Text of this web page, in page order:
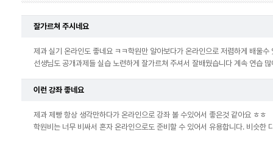
잘가르쳐 주시네요
제과 실기 온라인도 좋네요 ㅋㅋ학원만 알아보다가 온라인으로 저렴하게 배울수
선생님도 공개과제들 실습 노련하게 잘가르쳐 주셔서 잘배웠습니다 계속 연습
이런 강좌 좋네요
제과 제빵 항상 생각만하다가 온라인으로 강좌 볼 수있어서 좋은것 같아요 ㅎㅎ
학원비는 너무 비싸서 혼자 온라인으로도 준비할 수 있어서 유용합니다. 비슷한